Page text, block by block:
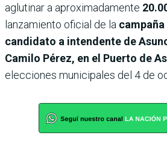
aglutinar a aproximadamente
lanzamiento oficial de la
candidato a intendente de
Camilo Pérez, en el Puerto de
elecciones municipales del 4 de